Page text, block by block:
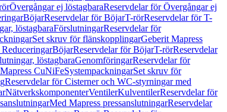
Övergångar ej löstagbaraReservdelar för Övergångar ej
BöjarReservdelar för BöjarT-rörReservdelar för T-
löstagbaraFörslutningarReservdelar för
Set skruv för flänskopplingarGeberit Mapress
BöjarReservdelar för BöjarT-rörReservdelar
löstagbaraGenomföringarReservdelar för
CuNiFeSystempackningarSet skruv för
Reservdelar för Cisterner och WC-styrningar med
NätverkskomponenterVentilerKulventilerReservdelar för
Med Mapress pressanslutningarReservdelar